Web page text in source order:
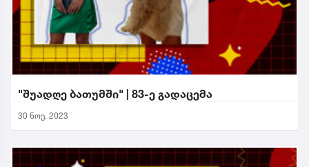
"შუადღე ბათუმში" | 83-ე გადაცემა
30 ნოე. 2023